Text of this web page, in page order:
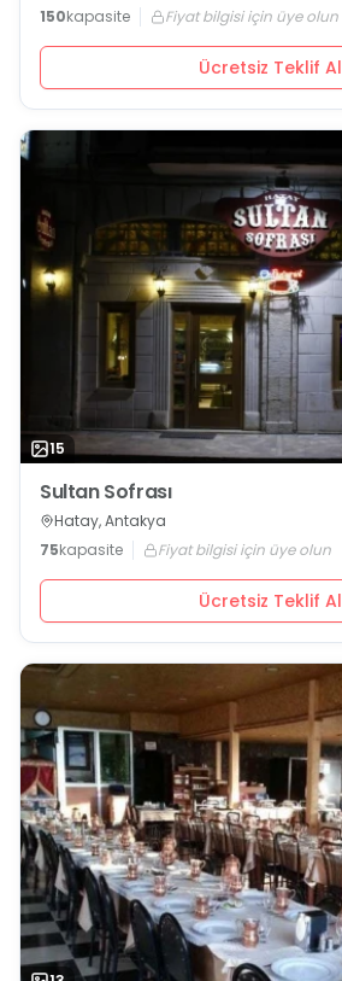
150kapasite Fiyat bilgisi için üye olun
Ücretsiz Teklif Al
15
Sultan Sofrası
Hatay, Antakya
75kapasite Fiyat bilgisi için üye olun
Ücretsiz Teklif Al